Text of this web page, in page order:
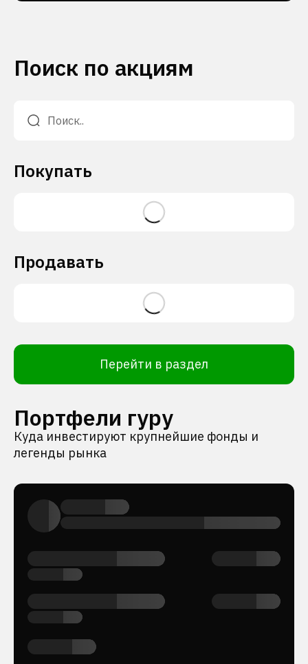
Поиск по акциям
Покупать
Продавать
Перейти в раздел
Портфели гуру
Куда инвестируют крупнейшие фонды и
легенды рынка